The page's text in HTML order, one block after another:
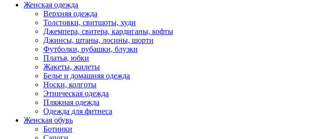
Женская одежда
Верхняя одежда
Толстовки, свитшоты, худи
Джемпера, свитера, кардиганы, кофты
Джинсы, штаны, лосины, шорти
Футболки, рубашки, блузки
Платья, юбки
Жакеты, жилеты
Белье и домашняя одежда
Носки, колготы
Этническая одежда
Пляжная одежда
Одежда для фитнеса
Женская обувь
Ботинки